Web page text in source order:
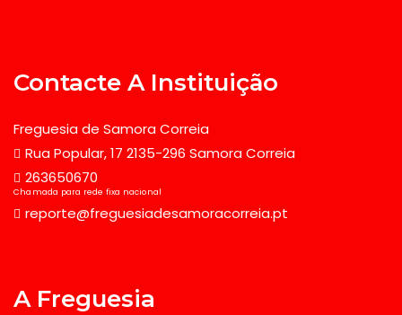
Contacte A Instituição
Freguesia de Samora Correia
Rua Popular, 17 2135-296 Samora Correia
263650670
Chamada para rede fixa nacional
reporte@freguesiadesamoracorreia.pt
A Freguesia